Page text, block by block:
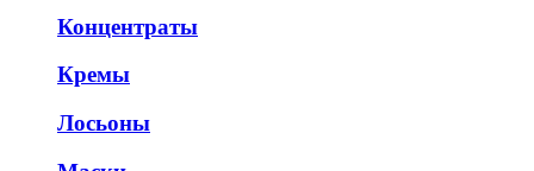
Концентраты
Кремы
Лосьоны